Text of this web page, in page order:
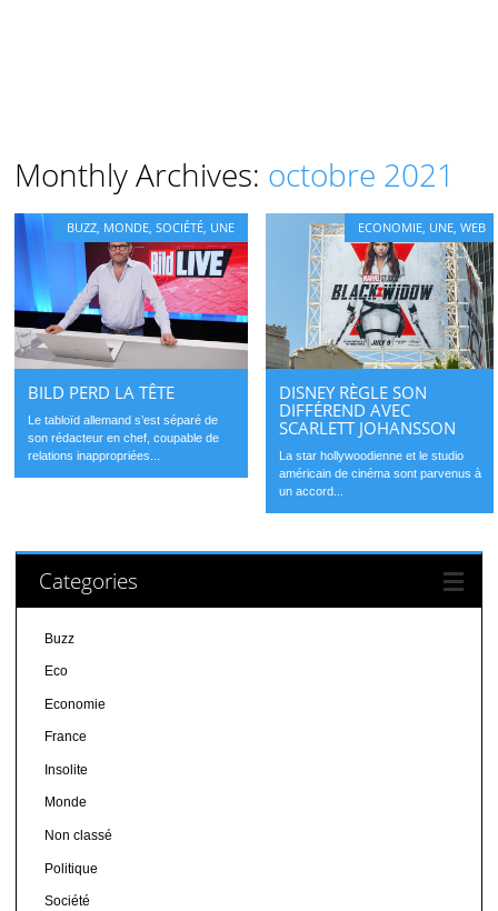
Monthly Archives: octobre 2021
BUZZ MONDE ,SOCIÉTÉ UNE
BILD PERD LA TÊTE
Le tabloïd allemand s’est séparé de
son rédacteur en chef, coupable de
relations inappropriées...
ECONOMIE UNE ,WEB
DISNEY RÈGLE SON
DIFFÉREND AVEC
SCARLETT JOHANSSON
La star hollywoodienne et le studio
américain de cinéma sont parvenus à
un accord...
Categories
Buzz
Eco
Economie
France
Insolite
Monde
Non classé
Politique
Société